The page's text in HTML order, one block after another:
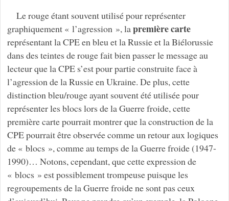
Le rouge étant souvent utilisé pour représenter
graphiquement « l’agression », lapremière carte
représentant la CPE en bleu et la Russie et la Biélorussie
dans des teintes de rouge fait bien passer le message au
lecteur que la CPE s’est pour partie construite face à
l’agression de la Russie en Ukraine. De plus, cette
distinction bleu/rouge ayant souvent été utilisée pour
représenter les blocs lors de la Guerre froide, cette
première carte pourrait montrer que la construction de la
CPE pourrait être observée comme un retour aux logiques
de « blocs », comme au temps de la Guerre froide (1947-
1990)… Notons, cependant, que cette expression de
« blocs » est possiblement trompeuse puisque les
regroupements de la Guerre froide ne sont pas ceux